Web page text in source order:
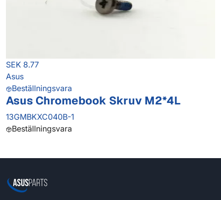
SEK 8.77
Asus
Beställningsvara
Asus Chromebook Skruv M2*4L
13GMBKXC040B-1
Beställningsvara